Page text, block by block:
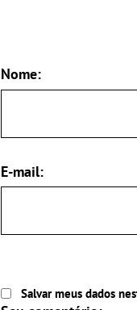
Nome:
E-mail:
Salvar meus dados